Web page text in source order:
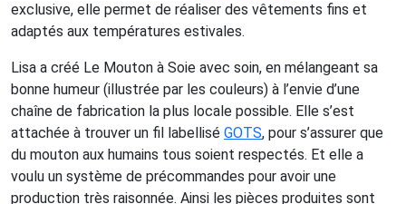
exclusive, elle permet de réaliser des vêtements fins et
adaptés aux températures estivales.
Lisa a créé Le Mouton à Soie avec soin, en mélangeant sa
bonne humeur (illustrée par les couleurs) à l’envie d’une
chaîne de fabrication la plus locale possible. Elle s’est
attachée à trouver un fil labellisé GOTS, pour s’assurer que
du mouton aux humains tous soient respectés. Et elle a
voulu un système de précommandes pour avoir une
production très raisonnée. Ainsi les pièces produites sont